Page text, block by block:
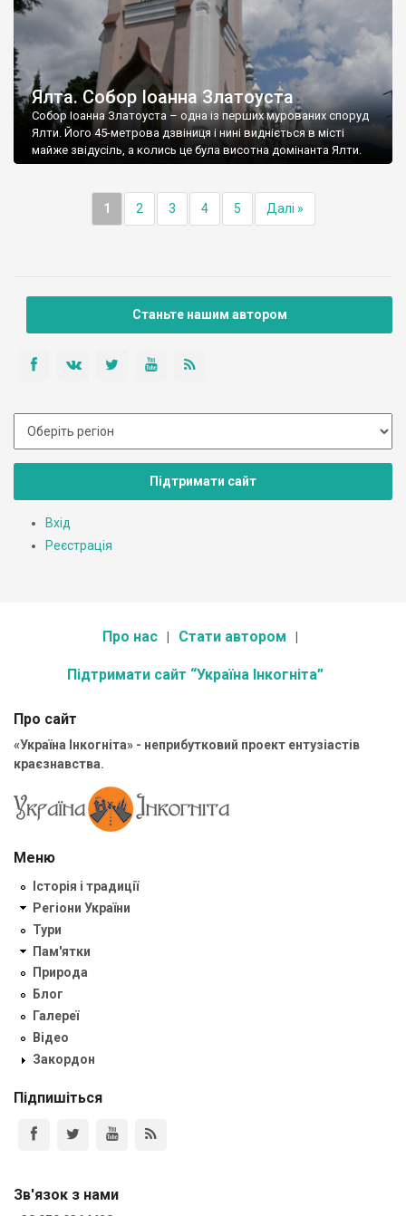
Ялта. Собор Іоанна Златоуста
Собор Іоанна Златоуста – одна із перших мурованих споруд
Ялти. Його 45-метрова дзвіниця і нині видніється в місті
майже звідусіль, а колись це була висотна домінанта Ялти.
1 2 3 4 5 Далі »
Станьте нашим автором
Підтримати сайт
Вхід
Реєстрація
Про нас Стати автором
Підтримати сайт “Україна Інкогніта”
Про сайт
«Україна Інкогніта» - неприбутковий проект ентузіастів
краєзнавства.
Меню
Історія і традиції
Регіони України
Тури
Пам'ятки
Природа
Блог
Галереї
Відео
Закордон
Підпишіться
Зв'язок з нами